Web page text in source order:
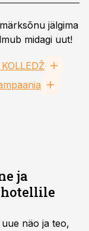
jälgima
midagi uut!
ja
hotellile
näo ja teo,